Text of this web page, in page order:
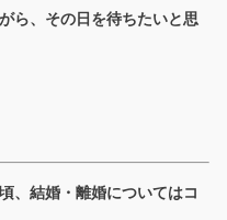
ら、その日を待ちたいと思
、結婚・離婚についてはコ